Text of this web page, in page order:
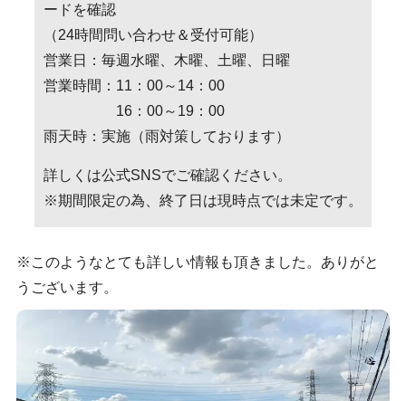
ードを確認
（24時間問い合わせ＆受付可能）
営業日：毎週水曜、木曜、土曜、日曜
営業時間：11：00～14：00
16：00～19：00
雨天時：実施（雨対策しております）
詳しくは公式SNSでご確認ください。
※期間限定の為、終了日は現時点では未定です。
※このようなとても詳しい情報も頂きました。ありがと
うございます。